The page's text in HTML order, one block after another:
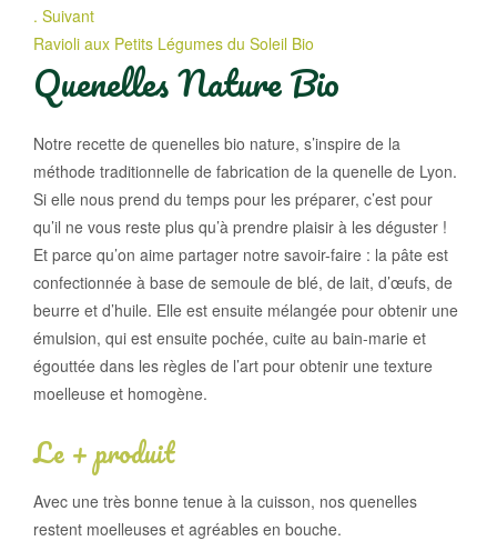
. Suivant
Ravioli aux Petits Légumes du Soleil Bio
Quenelles Nature Bio
Notre recette de quenelles bio nature, s’inspire de la
méthode traditionnelle de fabrication de la quenelle de Lyon.
Si elle nous prend du temps pour les préparer, c’est pour
qu’il ne vous reste plus qu’à prendre plaisir à les déguster !
Et parce qu’on aime partager notre savoir-faire : la pâte est
confectionnée à base de semoule de blé, de lait, d’œufs, de
beurre et d’huile. Elle est ensuite mélangée pour obtenir une
émulsion, qui est ensuite pochée, cuite au bain-marie et
égouttée dans les règles de l’art pour obtenir une texture
moelleuse et homogène.
Le + produit
Avec une très bonne tenue à la cuisson, nos quenelles
restent moelleuses et agréables en bouche.